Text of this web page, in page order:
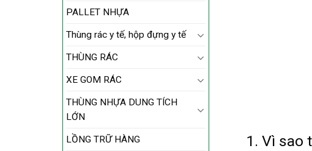
PALLET NHỰA
Thùng rác y tế, hộp đựng y tế
THÙNG RÁC
XE GOM RÁC
THÙNG NHỰA DUNG TÍCH
LỚN
LỒNG TRỮ HÀNG 1. Vì sao